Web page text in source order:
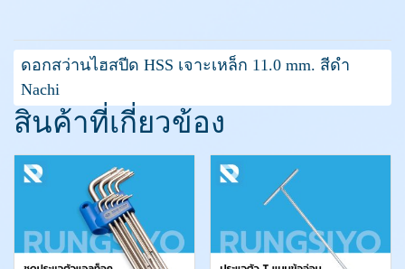
ดอกสว่านไฮสปีด HSS เจาะเหล็ก 11.0 mm. สีดำ
Nachi
สินค้าที่เกี่ยวข้อง